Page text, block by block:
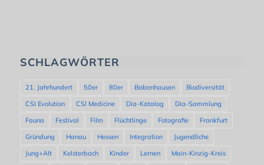
SCHLAGWÖRTER
21. Jahrhundert 50er 80er Babenhausen
Biodiversität
CSI Evolution
CSI Medicine Dia-Katalog
Dia-Sammlung
Fauna
Festival Film Flüchtlinge Fotografie
Frankfurt
Gründung
Hanau Hessen Integration
Jugendliche
Jung+Alt
Kelsterbach Kinder Lernen
Main-Kinzig-Kreis